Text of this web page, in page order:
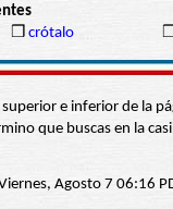
❒ crótalo
superior e inferior de la
que buscas en la
Agosto 7 06:16